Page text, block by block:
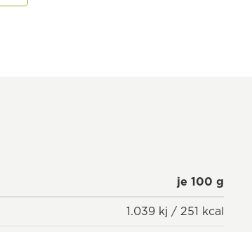
je 100 g
1.039 kj / 251 kcal